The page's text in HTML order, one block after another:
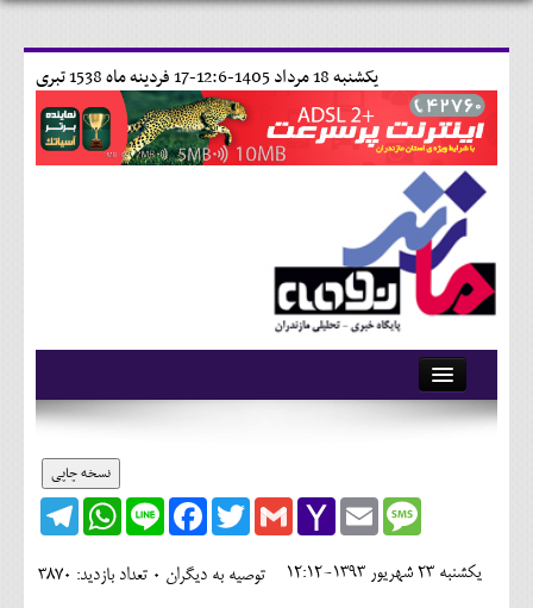
17 فردينه ماه 1538 تبری يکشنبه 18 مرداد 1405-12:6-
آرشیو
وبلاگ
نسخه چاپی
Telegram
WhatsApp Line
FacebookTwitterGmailYahoo
Mail
EmailMessage
تعداد بازدید: 3870 توصیه به دیگران 0 يکشنبه 23 شهريور 1393-12:12